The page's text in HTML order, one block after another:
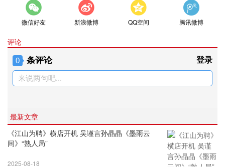
微信好友 新浪微博 QQ空间 腾讯微博
评论
0 条评论 登录
来说两句吧...
最新文章
《江山为聘》横店开机 吴谨言孙晶晶《墨雨云
间》“熟人局”
2025-08-18